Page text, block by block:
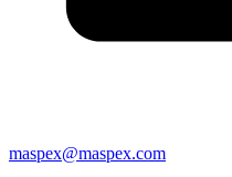
maspex@maspex.com